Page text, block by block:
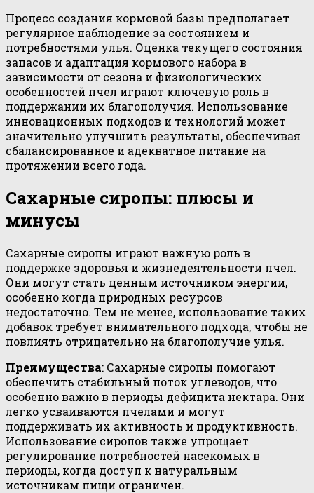
Процесс создания кормовой базы предполагает
регулярное наблюдение за состоянием и
потребностями улья. Оценка текущего состояния
запасов и адаптация кормового набора в
зависимости от сезона и физиологических
особенностей пчел играют ключевую роль в
поддержании их благополучия. Использование
инновационных подходов и технологий может
значительно улучшить результаты, обеспечивая
сбалансированное и адекватное питание на
протяжении всего года.
Сахарные сиропы: плюсы и
минусы
Сахарные сиропы играют важную роль в
поддержке здоровья и жизнедеятельности пчел.
Они могут стать ценным источником энергии,
особенно когда природных ресурсов
недостаточно. Тем не менее, использование таких
добавок требует внимательного подхода, чтобы не
повлиять отрицательно на благополучие улья.
Преимущества: Сахарные сиропы помогают
обеспечить стабильный поток углеводов, что
особенно важно в периоды дефицита нектара. Они
легко усваиваются пчелами и могут
поддерживать их активность и продуктивность.
Использование сиропов также упрощает
регулирование потребностей насекомых в
периоды, когда доступ к натуральным
источникам пищи ограничен.